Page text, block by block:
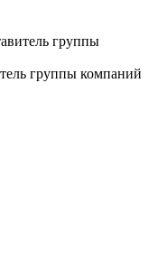
группы компаний